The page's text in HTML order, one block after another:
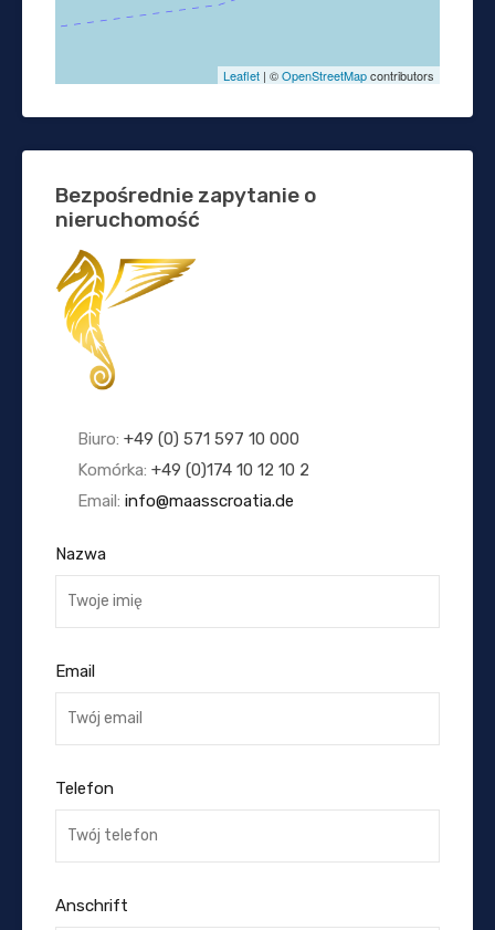
Leaflet | ©OpenStreetMapcontributors
Bezpośrednie zapytanie o
nieruchomość
Biuro: +49 (0) 571 597 10 000
Komórka: +49 (0)174 10 12 10 2
Email: info@maasscroatia.de
Nazwa
Email
Telefon
Anschrift